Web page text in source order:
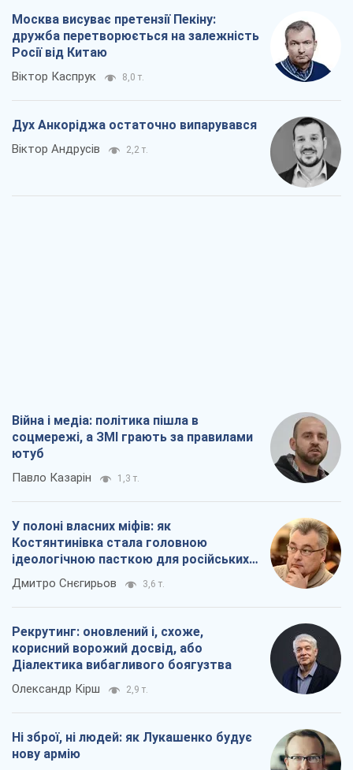
Москва висуває претензії Пекіну:
дружба перетворюється на залежність
Росії від Китаю
Віктор Каспрук 8,0 т.
Дух Анкоріджа остаточно випарувався
Віктор Андрусів 2,2 т.
Війна і медіа: політика пішла в
соцмережі, а ЗМІ грають за правилами
ютуб
Павло Казарін 1,3 т.
У полоні власних міфів: як
Костянтинівка стала головною
ідеологічною пасткою для російських
окупантів
Дмитро Снєгирьов 3,6 т.
Рекрутинг: оновлений і, схоже,
корисний ворожий досвід, або
Діалектика вибагливого боягузтва
Олександр Кірш 2,9 т.
Ні зброї, ні людей: як Лукашенко будує
нову армію